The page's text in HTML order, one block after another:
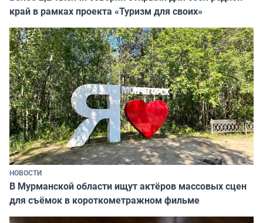
край в рамках проекта «Туризм для своих»
НОВОСТИ
В Мурманской области ищут актёров массовых сцен
для съёмок в короткометражном фильме